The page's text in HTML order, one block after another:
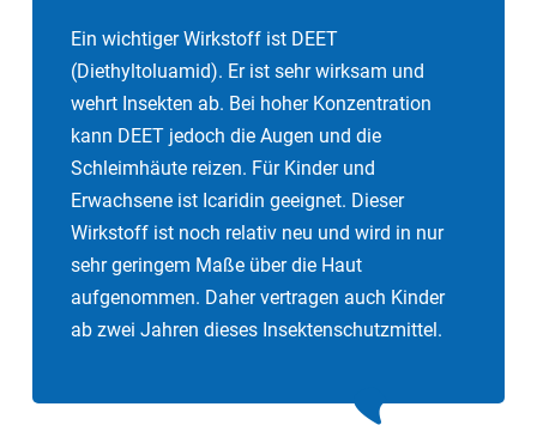
Ein wichtiger Wirkstoff ist DEET
(Diethyltoluamid). Er ist sehr wirksam und
wehrt Insekten ab. Bei hoher Konzentration
kann DEET jedoch die Augen und die
Schleimhäute reizen. Für Kinder und
Erwachsene ist Icaridin geeignet. Dieser
Wirkstoff ist noch relativ neu und wird in nur
sehr geringem Maße über die Haut
aufgenommen. Daher vertragen auch Kinder
ab zwei Jahren dieses Insektenschutzmittel.